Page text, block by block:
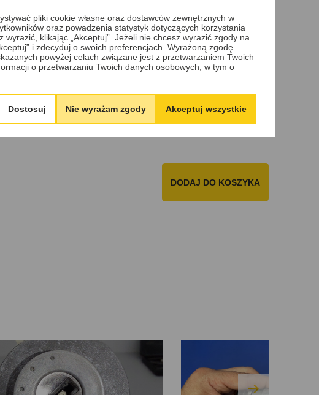
L200 I, II, III, IV, V 1993 -
od 1993 do 2019 roku. Stacyjkę należy
naszego serwisu, a my naprawimy ją w ciągu jednego dnia
DODAJ DO KOSZYKA
pliki cookie własne oraz dostawców zewnętrznych w
oraz powadzenia statystyk dotyczących korzystania
klikając „Akceptuj”. Jeżeli nie chcesz wyrazić zgody na
i zdecyduj o swoich preferencjach. Wyrażoną zgodę
powyżej celach związane jest z przetwarzaniem Twoich
o przetwarzaniu Twoich danych osobowych, w tym o
Dostosuj Nie wyrażam zgody Akceptuj wszystkie